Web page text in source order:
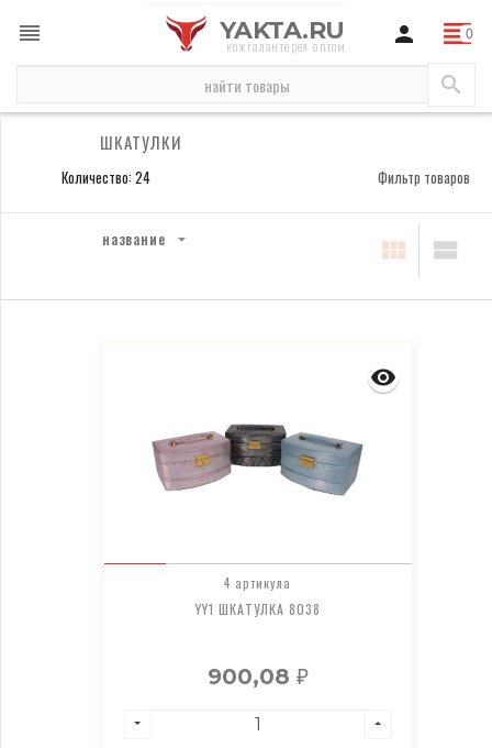
YAKTA.RU
кожгалантерея оптом
косметички женские шкатулки
ШКАТУЛКИ
Количество: 24 Фильтр товаров
название
4 артикула
YY1 ШКАТУЛКА 8038
900,08 ₽